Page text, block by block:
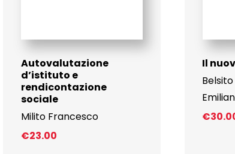
Autovalutazione
d’istituto e
rendicontazione
sociale
Milito Francesco
€23.00
Il
€